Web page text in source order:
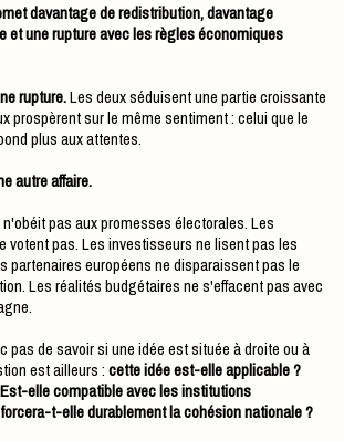
davantage de redistribution, davantage
et une rupture avec les règles économiques
rupture.Les deux séduisent une partie croissante
prospèrent sur le même sentiment : celui que le
plus aux attentes.
autre affaire.
pas aux promesses électorales. Les
votent pas. Les investisseurs ne lisent pas les
partenaires européens ne disparaissent pas le
Les réalités budgétaires ne s'effacent pas avec
pas de savoir si une idée est située à droite ou à
est ailleurs :cette idée est-elle applicable ?
elle compatible avec les institutions
t-elle durablement la cohésion nationale ?